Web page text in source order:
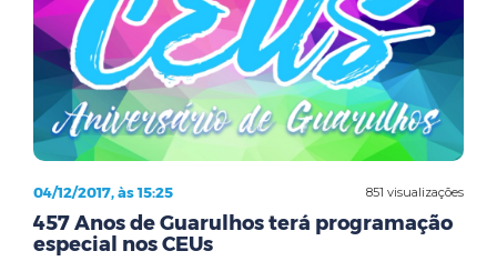
851 visualizações
04/12/2017, às 15:25
457 Anos de Guarulhos terá programação
especial nos CEUs